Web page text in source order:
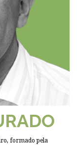
formado pela